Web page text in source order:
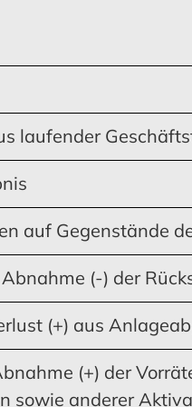
laufender
auf Gegenstände
(-) der
(+) aus
(+) der
sowie anderer Aktiva
des